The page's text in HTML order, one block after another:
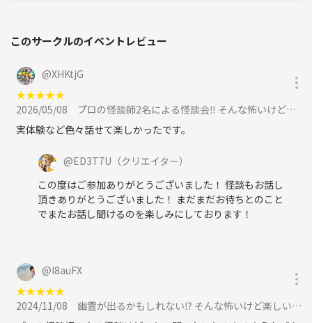
このサークルのイベントレビュー
@XHKtjG
★★★★★
2026/05/08
プロの怪談師2名による怪談会‼️ そんな怖いけど楽しい怪談会を開催します👻🌙 に参加
実体験など色々話せて楽しかったです。
@ED3T7U （クリエイター）
この度はご参加ありがとうございました！ 怪談もお話し
頂きありがとうございました！ まだまだお待ちとのこと
でまたお話し聞けるのを楽しみにしております！
@I8auFX
★★★★★
2024/11/08
幽霊が出るかもしれない⁉️ そんな怖いけど楽しい怪談会を開催します👻に参加